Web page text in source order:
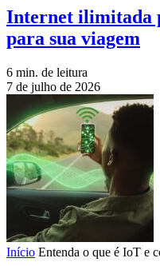
Internet ilimitada
para sua viagem
6 min. de leitura
7 de julho de 2026
Início Entenda o que é IoT e